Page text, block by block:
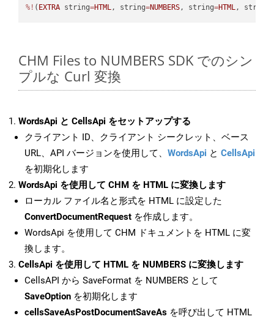
%! ( EXTRA string=HTML, string=NUMBERS, string=HTML, string
CHM Files to NUMBERS SDK でのシン
プルな Curl 変換
WordsApi と CellsApi をセットアップする
クライアント ID、クライアント シークレット、ベース
URL、API バージョンを使用して、 WordsApi と CellsApi
を初期化します
WordsApi を使用して CHM を HTML に変換します
ローカル ファイル名と形式を HTML に設定した
ConvertDocumentRequest を作成します。
WordsApi を使用して CHM ドキュメントを HTML に変
換します。
CellsApi を使用して HTML を NUMBERS に変換します
CellsAPI から SaveFormat を NUMBERS として
SaveOption を初期化します
cellsSaveAsPostDocumentSaveAs を呼び出して HTML